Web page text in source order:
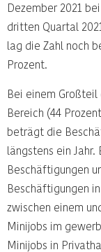
Dezember 2021
dritten Quartal
lag die Zahl noch
Prozent.
Bei einem
Bereich (44
beträgt die
längstens ein
Beschäftigungen
Beschäftigungen
zwischen einem
Minijobs im
Minijobs in